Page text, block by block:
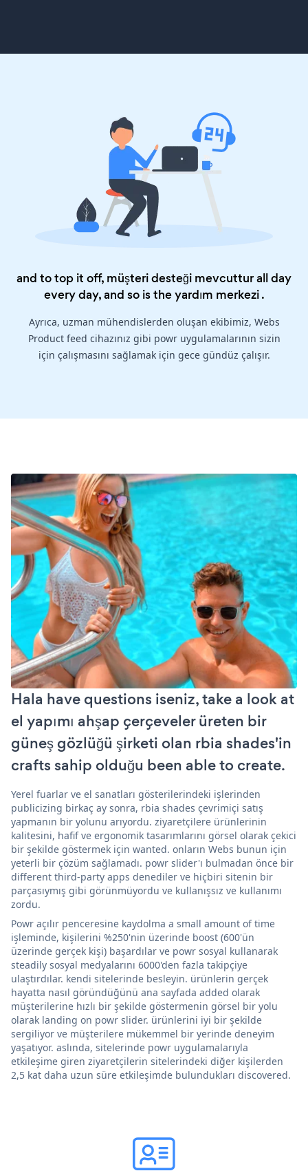
and to top it off, müşteri desteği mevcuttur all day
every day, and so is theyardım merkezi.
Ayrıca, uzman mühendislerden oluşan ekibimiz, Webs
Product feed cihazınız gibi powr uygulamalarının sizin
için çalışmasını sağlamak için gece gündüz çalışır.
Hala have questions iseniz, take a look at
el yapımı ahşap çerçeveler üreten bir
güneş gözlüğü şirketi olan rbia shades'in
crafts sahip olduğu been able to create.
Yerel fuarlar ve el sanatları gösterilerindeki işlerinden
publicizing birkaç ay sonra, rbia shades çevrimiçi satış
yapmanın bir yolunu arıyordu. ziyaretçilere ürünlerinin
kalitesini, hafif ve ergonomik tasarımlarını görsel olarak çekici
bir şekilde göstermek için wanted. onların Webs bunun için
yeterli bir çözüm sağlamadı. powr slider'ı bulmadan önce bir
different third-party apps denediler ve hiçbiri sitenin bir
parçasıymış gibi görünmüyordu ve kullanışsız ve kullanımı
zordu.
Powr açılır penceresine kaydolma a small amount of time
işleminde, kişilerini %250'nin üzerinde boost (600'ün
üzerinde gerçek kişi) başardılar ve powr sosyal kullanarak
steadily sosyal medyalarını 6000'den fazla takipçiye
ulaştırdılar. kendi sitelerinde besleyin. ürünlerin gerçek
hayatta nasıl göründüğünü ana sayfada added olarak
müşterilerine hızlı bir şekilde göstermenin görsel bir yolu
olarak landing on powr slider. ürünlerini iyi bir şekilde
sergiliyor ve müşterilere mükemmel bir yerinde deneyim
yaşatıyor. aslında, sitelerinde powr uygulamalarıyla
etkileşime giren ziyaretçilerin sitelerindeki diğer kişilerden
2,5 kat daha uzun süre etkileşimde bulundukları discovered.